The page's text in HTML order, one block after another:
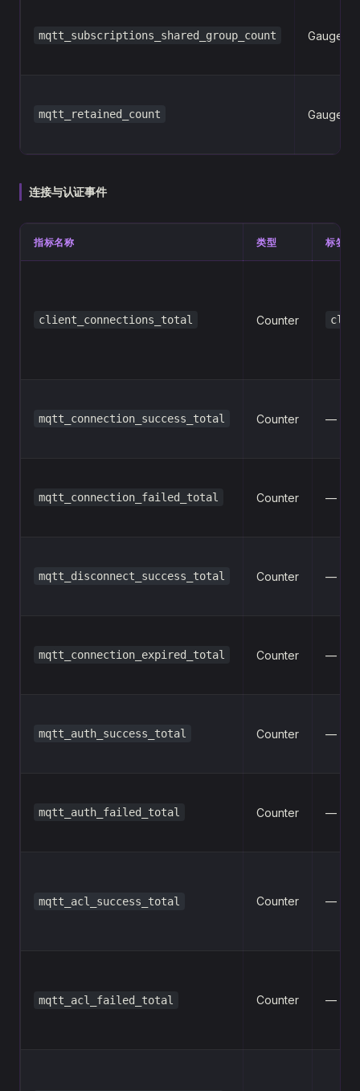
mqtt_subscriptions_shared_group_count Gauge
mqtt_retained_count Gauge
连接与认证事件
指标名称 类型 标签
client_connections_total Counter
mqtt_connection_success_total Counter —
mqtt_connection_failed_total Counter —
mqtt_disconnect_success_total Counter —
mqtt_connection_expired_total Counter —
mqtt_auth_success_total Counter —
mqtt_auth_failed_total Counter —
mqtt_acl_success_total Counter —
mqtt_acl_failed_total Counter —